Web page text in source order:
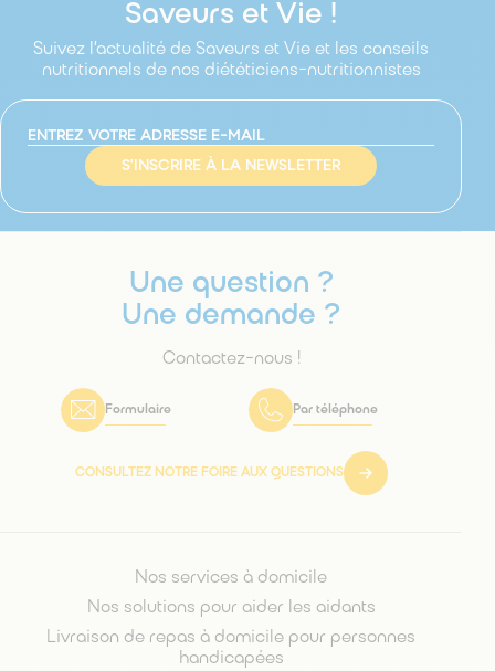
Saveurs et Vie !
Suivez l’actualité de Saveurs et Vie et les conseils
nutritionnels de nos diététiciens-nutritionnistes
S'INSCRIRE À LA NEWSLETTER
Une question ?
Une demande ?
Contactez-nous !
Formulaire Par téléphone
CONSULTEZ NOTRE FOIRE AUX QUESTIONS
Nos services à domicile
Nos solutions pour aider les aidants
Livraison de repas à domicile pour personnes
handicapées